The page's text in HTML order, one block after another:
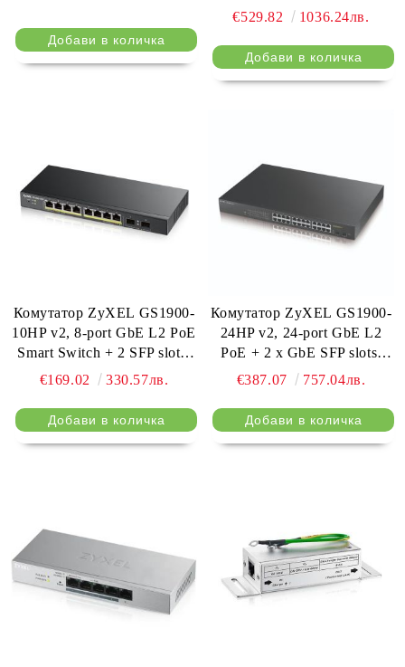
(RJ45/SFP) + 2x Gb SFP,
€529.82 1036.24лв.
Комутатор ZyXEL GS1900-
10HP v2, 8-port GbE L2 PoE
Smart Switch + 2 SFP slots,
802.3at, desktop, fanless, 70
€169.02 330.57лв.
Комутатор ZyXEL GS1900-
24HP v2, 24-port GbE L2
PoE + 2 x GbE SFP slots,
Smart Switch, rackmount,
€387.07 757.04лв.